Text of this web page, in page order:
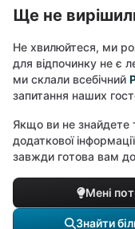
Ще не
Не хвилюйтеся, ми
для відпочинку не є
ми склали всебічний
запитання наших
Якщо ви не знайдете
додаткової
завжди готова вам
Мені
Знайти